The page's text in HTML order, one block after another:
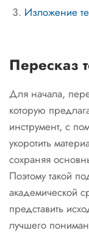
Изложение
Пересказ
Для начала,
которую
инструмент, с
укоротить
сохраняя
Поэтому такой
академической
представить
лучшего